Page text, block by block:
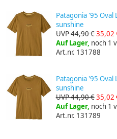
Patagonia '95 Oval
sunshine
UVP 44,90 €35,02
Auf Lager, noch 1
Art.nr. 131788
Patagonia '95 Oval
sunshine
UVP 44,90 €35,02
Auf Lager, noch 1
Art.nr. 131789